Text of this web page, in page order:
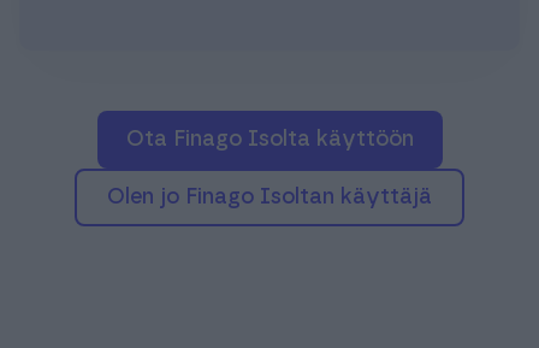
Ota Finago Isolta käyttöön
Olen jo Finago Isoltan käyttäjä